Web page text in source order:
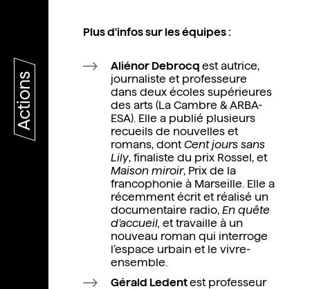
Actions
Plus d'infos sur les équipes :
Aliénor Debrocq est autrice,
journaliste et professeure
dans deux écoles supérieures
des arts (La Cambre & ARBA-
ESA). Elle a publié plusieurs
recueils de nouvelles et
romans, dont Cent jours sans
Lily, finaliste du prix Rossel, et
Maison miroir, Prix de la
francophonie à Marseille. Elle a
récemment écrit et réalisé un
documentaire radio, En quête
d’accueil, et travaille à un
nouveau roman qui interroge
l’espace urbain et le vivre-
ensemble.
Gérald Ledentest professeur